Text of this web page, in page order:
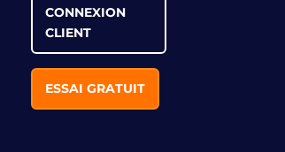
CONNEXION
CLIENT
ESSAI GRATUIT